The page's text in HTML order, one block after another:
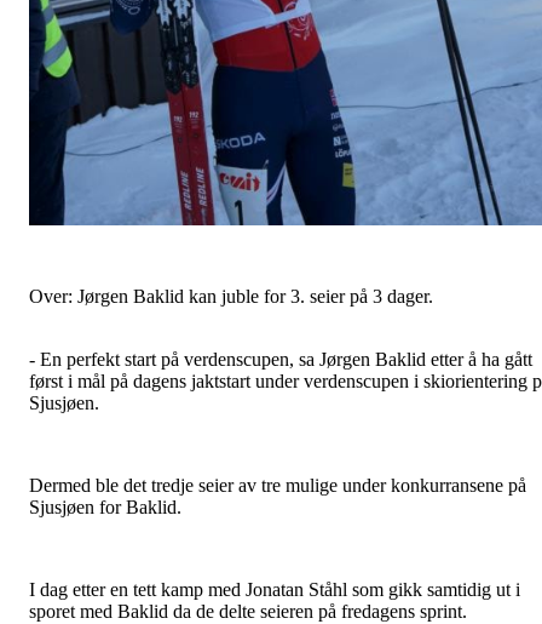
Over: Jørgen Baklid kan juble for 3. seier på 3 dager.
- En perfekt start på verdenscupen, sa Jørgen Baklid etter å ha gått
først i mål på dagens jaktstart under verdenscupen i skiorientering
Sjusjøen.
Dermed ble det tredje seier av tre mulige under konkurransene på
Sjusjøen for Baklid.
I dag etter en tett kamp med Jonatan Ståhl som gikk samtidig ut i
sporet med Baklid da de delte seieren på fredagens sprint.